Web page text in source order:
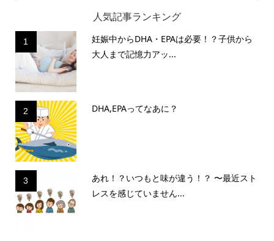
人気記事ランキング
1
妊娠中からDHA・EPAは必要！？子供から
大人まで記憶力アッ...
2 DHA,EPAってなあに？
3
あれ！？いつもと味が違う！？ 〜最近スト
レスを感じていません...